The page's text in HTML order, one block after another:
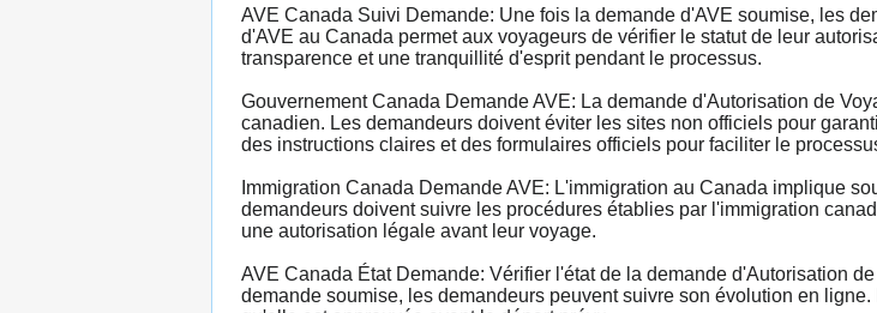
AVE Canada Suivi Demande: Une fois la demande d'AVE soumise, les
d'AVE au Canada permet aux voyageurs de vérifier le statut de leur
transparence et une tranquillité d'esprit pendant le processus.
Gouvernement Canada Demande AVE: La demande d'Autorisation de
canadien. Les demandeurs doivent éviter les sites non officiels pour
des instructions claires et des formulaires officiels pour faciliter le
Immigration Canada Demande AVE: L'immigration au Canada implique
demandeurs doivent suivre les procédures établies par l'immigration
une autorisation légale avant leur voyage.
AVE Canada État Demande: Vérifier l'état de la demande d'Autorisation
demande soumise, les demandeurs peuvent suivre son évolution en